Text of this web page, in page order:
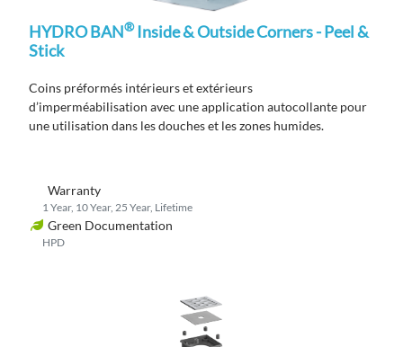
HYDRO BAN®Inside & Outside Corners - Peel &
Stick
Coins préformés intérieurs et extérieurs
d’imperméabilisation avec une application autocollante pour
une utilisation dans les douches et les zones humides.
Warranty
1 Year, 10 Year, 25 Year, Lifetime
Green Documentation
HPD